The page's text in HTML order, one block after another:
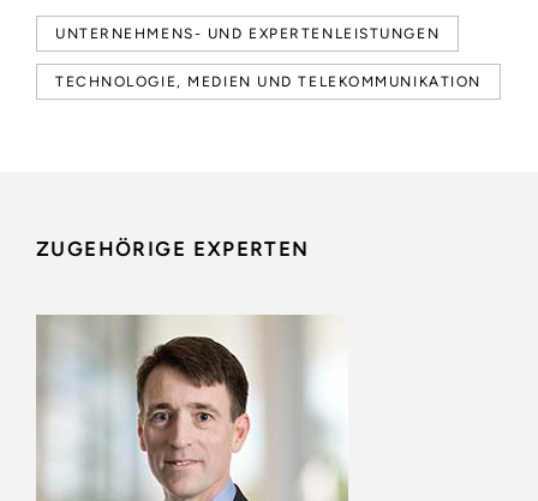
UNTERNEHMENS- UND EXPERTENLEISTUNGEN
TECHNOLOGIE, MEDIEN UND TELEKOMMUNIKATION
ZUGEHÖRIGE EXPERTEN